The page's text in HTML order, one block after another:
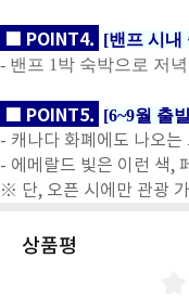
■ POINT4. [밴프 시내
- 밴프 1박 숙박으로 저
■ POINT5. [6~9월 출
- 캐나다 화폐에도 나오는
- 에메랄드 빛은 이런 색,
※ 단, 오픈 시에만 관광
상품평